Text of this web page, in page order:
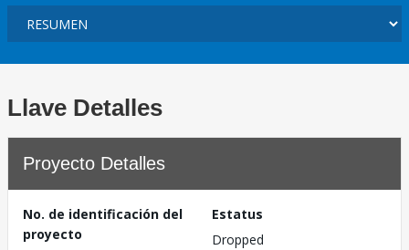
Llave Detalles
Proyecto Detalles
No. de identificación del
proyecto
Estatus
Dropped